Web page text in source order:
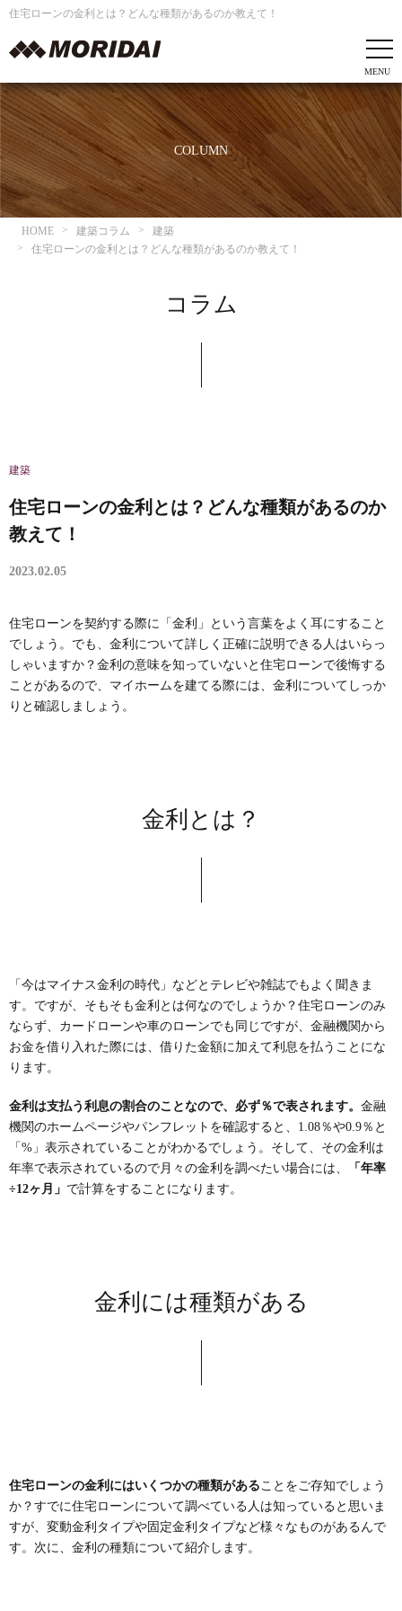
住宅ローンの金利とは？どんな種類があるのか教えて！
COLUMN
HOME 建築コラム
建築
住宅ローンの金利とは？どんな種類があるのか教えて！
コラム
建築
住宅ローンの金利とは？どんな種類があるのか
教えて！
2023.02.05
住宅ローンを契約する際に「金利」という言葉をよく耳にすること
でしょう。でも、金利について詳しく正確に説明できる人はいらっ
しゃいますか？金利の意味を知っていないと住宅ローンで後悔する
ことがあるので、マイホームを建てる際には、金利についてしっか
りと確認しましょう。
金利とは？
「今はマイナス金利の時代」などとテレビや雑誌でもよく聞きま
す。ですが、そもそも金利とは何なのでしょうか？住宅ローンのみ
ならず、カードローンや車のローンでも同じですが、金融機関から
お金を借り入れた際には、借りた金額に加えて利息を払うことにな
ります。
金利は支払う利息の割合のことなので、必ず％で表されます。 金融
機関のホームページやパンフレットを確認すると、1.08％や0.9％と
「%」表示されていることがわかるでしょう。そして、その金利は
年率で表示されているので月々の金利を調べたい場合には、
「年率
÷12ヶ月」 で計算をすることになります。
金利には種類がある
住宅ローンの金利にはいくつかの種類があることをご存知でしょう
か？すでに住宅ローンについて調べている人は知っていると思いま
すが、変動金利タイプや固定金利タイプなど様々なものがあるんで
す。次に、金利の種類について紹介します。